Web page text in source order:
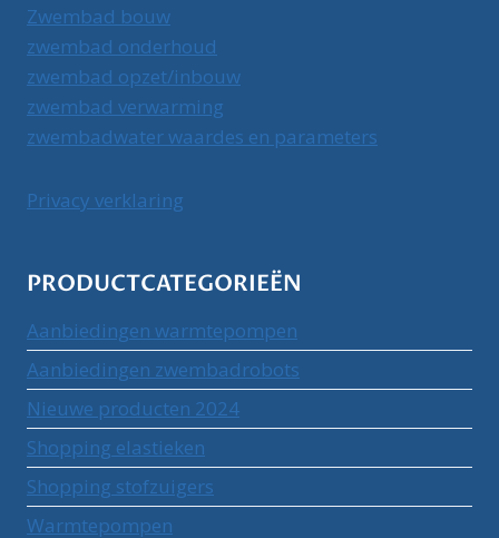
Zwembad bouw
zwembad onderhoud
zwembad opzet/inbouw
zwembad verwarming
zwembadwater waardes en parameters
Privacy verklaring
PRODUCTCATEGORIEËN
Aanbiedingen warmtepompen
Aanbiedingen zwembadrobots
Nieuwe producten 2024
Shopping elastieken
Shopping stofzuigers
Warmtepompen